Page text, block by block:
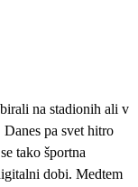
na stadionih ali v
pa svet hitro
tako športna
dobi. Medtem